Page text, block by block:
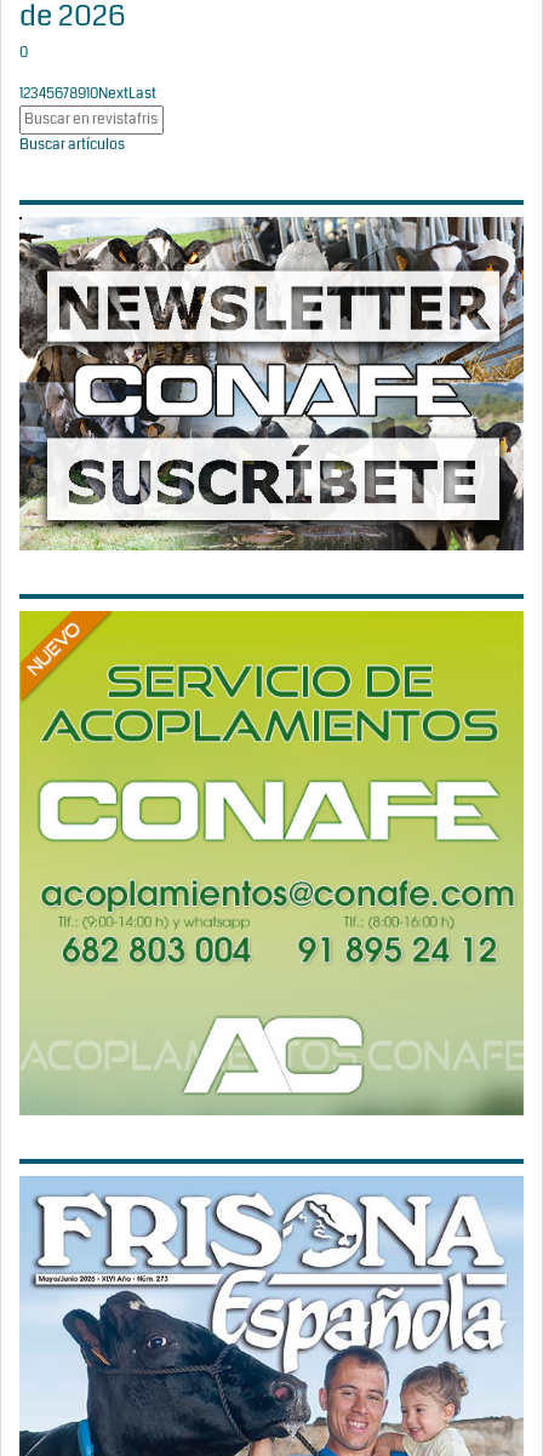
de 2026
0
12345678910NextLast
Buscar artículos